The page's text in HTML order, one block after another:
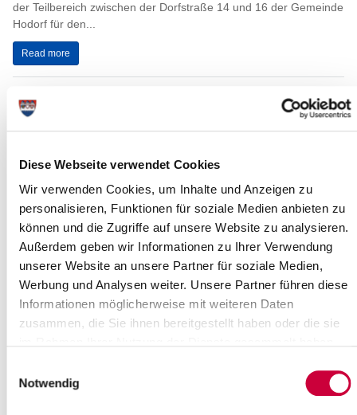
Diese Webseite verwendet Cookies
Wir verwenden Cookies, um Inhalte und Anzeigen zu
personalisieren, Funktionen für soziale Medien anbieten zu
können und die Zugriffe auf unsere Website zu analysieren.
Außerdem geben wir Informationen zu Ihrer Verwendung
unserer Website an unsere Partner für soziale Medien,
Werbung und Analysen weiter. Unsere Partner führen diese
Informationen möglicherweise mit weiteren Daten
zusammen, die Sie ihnen bereitgestellt haben oder die sie
Notwendig
der Teilbereich zwischen der Dorfstraße 14 und 16 der Gemeinde
Hodorf für den...
Read more
Kreisverwaltung Heiligabend und
Kreisverwaltung zurzeit ohnehin nur nach Terminvereinbarung
Read more
Keine Schadstoffannahme am 02.
Januar
18.12.20: Die Schadstoffannahmestelle des Kreises auf dem
Betriebshof der Firma Veolia bleibt am 02. Januar 2021